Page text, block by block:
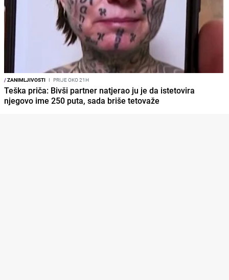
/ZANIMLJIVOSTI I PRIJE OKO 21H
Teška priča: Bivši partner natjerao ju je da istetovira
njegovo ime 250 puta, sada briše tetovaže